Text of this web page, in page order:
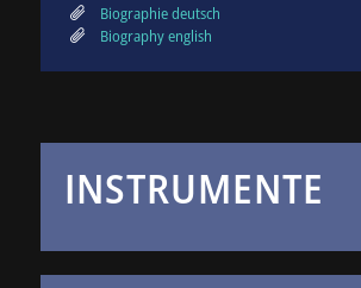
Biographie deutsch
Biography english
INSTRUMENTE